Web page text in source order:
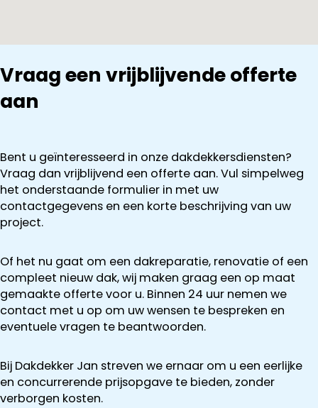
professionele
en
aan te
gunnen!
Vraag een vrijblijvende offerte
aan
Bent u geïnteresseerd in onze dakdekkersdiensten?
Vraag dan vrijblijvend een offerte aan. Vul simpelweg
het onderstaande formulier in met uw
contactgegevens en een korte beschrijving van uw
project.
Of het nu gaat om een dakreparatie, renovatie of een
compleet nieuw dak, wij maken graag een op maat
gemaakte offerte voor u. Binnen 24 uur nemen we
contact met u op om uw wensen te bespreken en
eventuele vragen te beantwoorden.
Bij Dakdekker Jan streven we ernaar om u een eerlijke
en concurrerende prijsopgave te bieden, zonder
verborgen kosten.